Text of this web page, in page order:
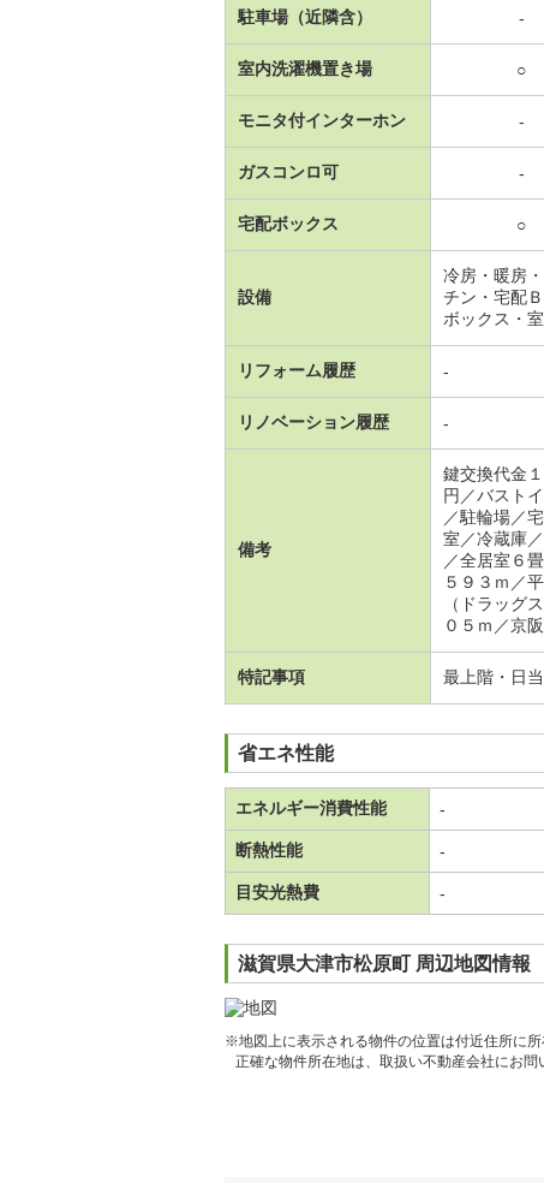
駐車場（近隣含） -
室内洗濯機置き場 ○
モニタ付インターホン -
ガスコンロ可 -
宅配ボックス ○
設備
冷房・暖房
チン・宅配
ボックス・
リフォーム履歴 -
リノベーション履歴 -
備考
鍵交換代金
円／バスト
／駐輪場／
室／冷蔵庫
／全居室６
５９３ｍ／
（ドラッグ
０５ｍ／京
特記事項 最上階・日
省エネ性能
エネルギー消費性能 -
断熱性能 -
目安光熱費 -
滋賀県大津市松原町 周辺地図情報
※地図上に表示される物件の位置は付近住所に
正確な物件所在地は、取扱い不動産会社にお問